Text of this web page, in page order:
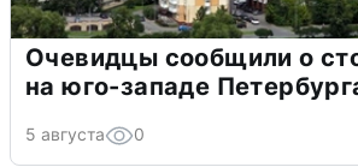
Очевидцы сообщили о
на юго-западе
5 августа 0